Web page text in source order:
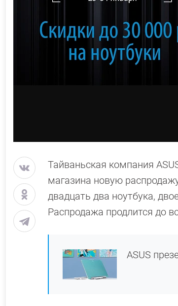
Тайваньская компания
магазина новую
двадцать два ноутбука,
Распродажа продлится до
ASUS